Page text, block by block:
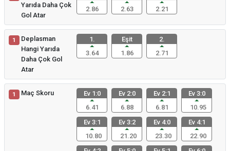
Yarıda Daha Çok
Gol Atar
2.86
2.63
2.21
1
Deplasman
Hangi Yarıda
Daha Çok Gol
Atar
1.
3.64
Eşit
1.86
2.
2.71
1 Maç Skoru
Ev 1:0
6.41
Ev 2:0
6.88
Ev 2:1
6.81
Ev 3:0
10.95
Ev 3:1
10.80
Ev 3:2
21.20
Ev 4:0
23.30
Ev 4:1
22.90